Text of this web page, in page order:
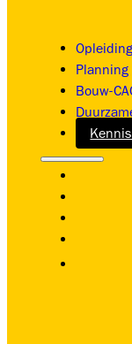
Planning
Bouw-